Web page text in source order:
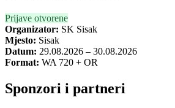
Prijave otvorene
Organizator: SK Sisak
Mjesto: Sisak
Datum: 29.08.2026 – 30.08.2026
Format: WA 720 + OR
Sponzori i partneri